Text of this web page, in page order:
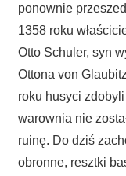
ponownie
1358 roku
Otto Schuler, syn
Ottona von
roku husyci
warownia nie
ruinę. Do dziś
obronne, resztki